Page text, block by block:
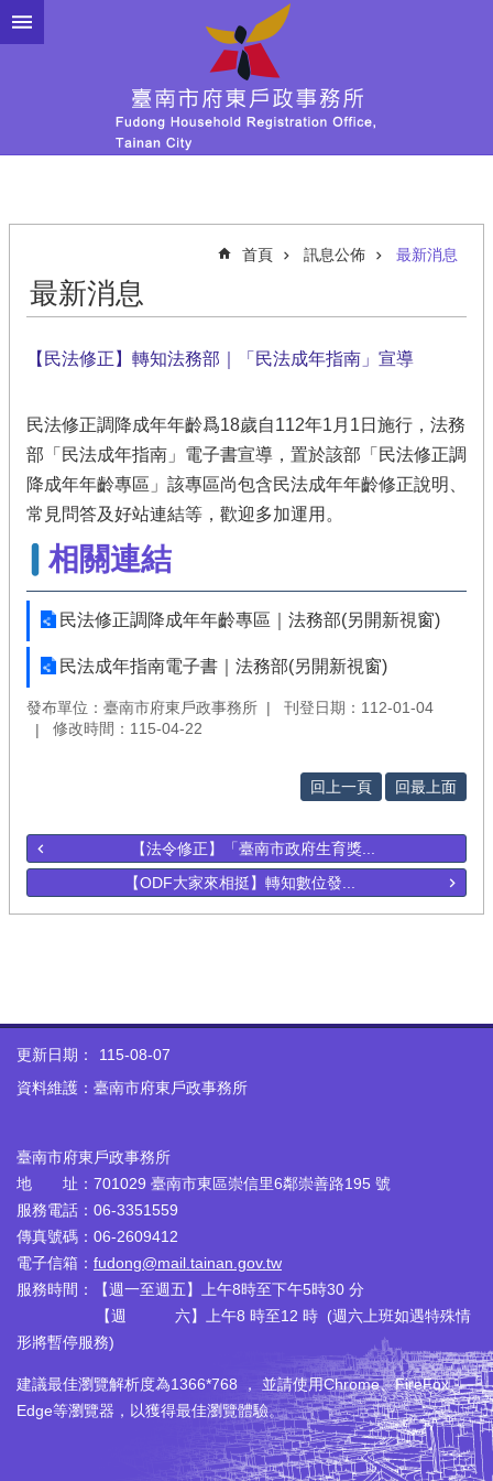
跳到主要內容區塊
首頁 訊息公佈 最新消息
最新消息
【民法修正】轉知法務部｜「民法成年指南」宣導
民法修正調降成年年齡爲18歲自112年1月1日施行，法務
部「民法成年指南」電子書宣導，置於該部「民法修正調
降成年年齡專區」該專區尚包含民法成年年齡修正說明、
常見問答及好站連結等，歡迎多加運用。
相關連結
民法修正調降成年年齡專區｜法務部(另開新視窗)
民法成年指南電子書｜法務部(另開新視窗)
發布單位：臺南市府東戶政事務所
刊登日期：112-01-04
修改時間：115-04-22
回上一頁 回最上面
【法令修正】「臺南市政府生育獎...
【ODF大家來相挺】轉知數位發...
更新日期：
115-08-07
資料維護：臺南市府東戶政事務所
臺南市府東戶政事務所
地 址：701029 臺南市東區崇信里6鄰崇善路195 號
服務電話：06-3351559
傳真號碼：06-2609412
電子信箱： fudong@mail.tainan.gov.tw
服務時間：【週一至週五】上午8時至下午5時30 分
【週 六】上午8 時至12 時 (週六上班如遇特殊情
形將暫停服務)
建議最佳瀏覽解析度為1366*768 ， 並請使用Chrome、FireFox、
Edge等瀏覽器，以獲得最佳瀏覽體驗。